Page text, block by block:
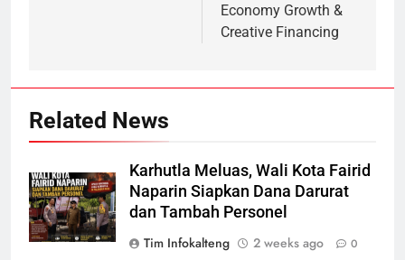
Economy Growth &
Creative Financing
Related News
Karhutla Meluas, Wali Kota Fairid
Naparin Siapkan Dana Darurat
dan Tambah Personel
Tim Infokalteng
2 weeks ago 0